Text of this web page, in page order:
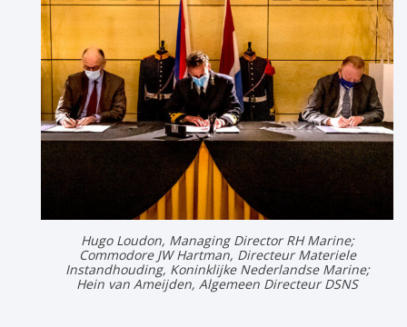
Hugo Loudon, Managing Director RH Marine;
Commodore JW Hartman, Directeur Materiele
Instandhouding, Koninklijke Nederlandse Marine;
Hein van Ameijden, Algemeen Directeur DSNS